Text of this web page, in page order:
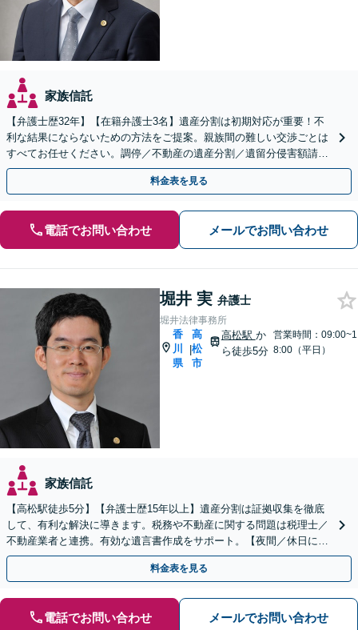
家族信託
【弁護士歴32年】【在籍弁護士3名】遺産分割は初期対応が重要！不
利な結果にならないための方法をご提案。親族間の難しい交渉ごとは
すべてお任せください。調停／不動産の遺産分割／遺留分侵害額請求
／相続放棄／遺言書の作成など【高松駅徒歩8分】
料金表を見る
電話でお問い合わせ メールでお問い合わせ
堀井 実 弁護士
堀井法律事務所
香
川
県
|
高
松
市
高松駅 か
ら徒歩5分
営業時間：09:00~1
8:00（平日）
家族信託
【高松駅徒歩5分】【弁護士歴15年以上】遺産分割は証拠収集を徹底
して、有利な解決に導きます。税務や不動産に関する問題は税理士／
不動産業者と連携。有効な遺言書作成をサポート。【夜間／休日にも
対応】【駐車場あり】お気軽にご相談ください。
料金表を見る
電話でお問い合わせ メールでお問い合わせ